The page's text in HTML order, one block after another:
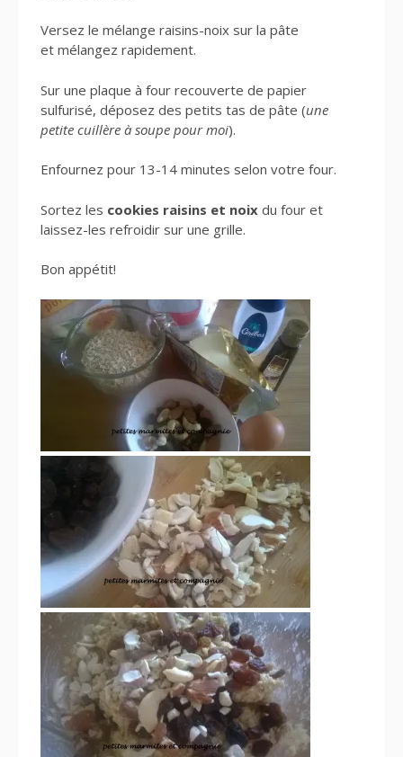
Versez le mélange raisins-noix sur la pâte
et mélangez rapidement.
Sur une plaque à four recouverte de papier
sulfurisé, déposez des petits tas de pâte (une
petite cuillère à soupe pour moi).
Enfournez pour 13-14 minutes selon votre four.
Sortez les cookies raisins et noix du four et
laissez-les refroidir sur une grille.
Bon appétit!